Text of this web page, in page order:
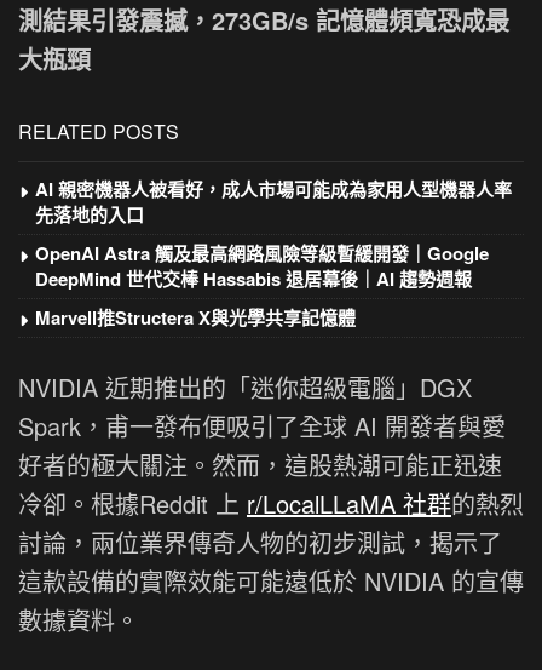
測結果引發震撼，273GB/s 記憶體頻寬恐成最
大瓶頸
RELATED POSTS
AI 親密機器人被看好，成人市場可能成為家用人型機器人率
先落地的入口
OpenAI Astra 觸及最高網路風險等級暫緩開發｜Google
DeepMind 世代交棒 Hassabis 退居幕後｜AI 趨勢週報
Marvell推Structera X與光學共享記憶體
NVIDIA 近期推出的「迷你超級電腦」DGX
Spark，甫一發布便吸引了全球 AI 開發者與愛
好者的極大關注。然而，這股熱潮可能正迅速
冷卻。根據Reddit 上 r/LocalLLaMA 社群的熱烈
討論，兩位業界傳奇人物的初步測試，揭示了
這款設備的實際效能可能遠低於 NVIDIA 的宣傳
數據資料。